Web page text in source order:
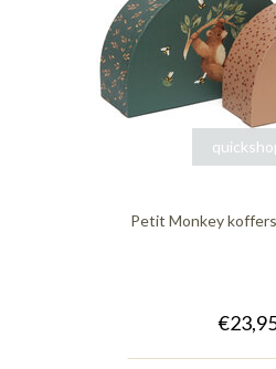
Petit Monkey